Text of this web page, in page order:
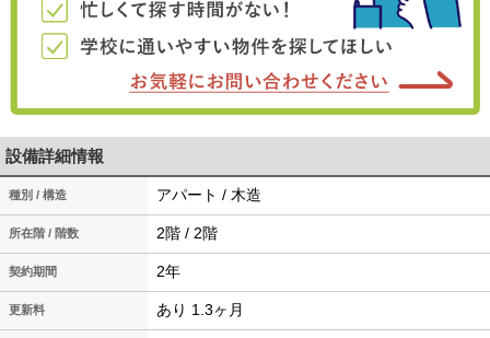
設備詳細情報
種別 / 構造 アパート / 木造
所在階 / 階数 2階 / 2階
契約期間 2年
更新料 あり 1.3ヶ月